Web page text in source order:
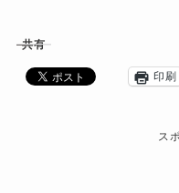
共有
印刷
ス